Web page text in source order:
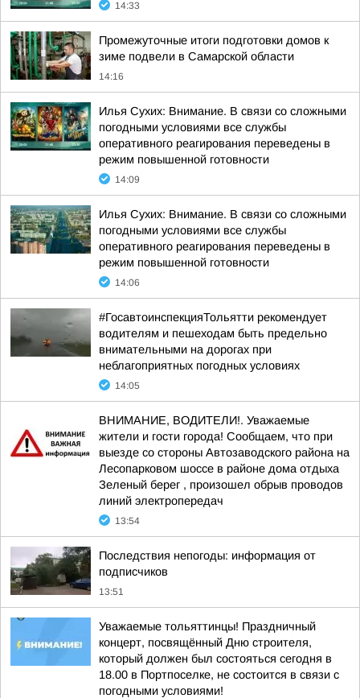
14:33
Промежуточные итоги подготовки домов к
зиме подвели в Самарской области
14:16
Илья Сухих: Внимание. В связи со сложными
погодными условиями все службы
оперативного реагирования переведены в
режим повышенной готовности
14:09
Илья Сухих: Внимание. В связи со сложными
погодными условиями все службы
оперативного реагирования переведены в
режим повышенной готовности
14:06
#ГосавтоинспекцияТольятти рекомендует
водителям и пешеходам быть предельно
внимательными на дорогах при
неблагоприятных погодных условиях
14:05
ВНИМАНИЕ, ВОДИТЕЛИ!. Уважаемые
жители и гости города! Сообщаем, что при
выезде со стороны Автозаводского района на
Лесопарковом шоссе в районе дома отдыха
Зеленый берег , произошел обрыв проводов
линий электропередач
13:54
Последствия непогоды: информация от
подписчиков
13:51
Уважаемые тольяттинцы! Праздничный
концерт, посвящённый Дню строителя,
который должен был состояться сегодня в
18.00 в Портпоселке, не состоится в связи с
погодными условиями!